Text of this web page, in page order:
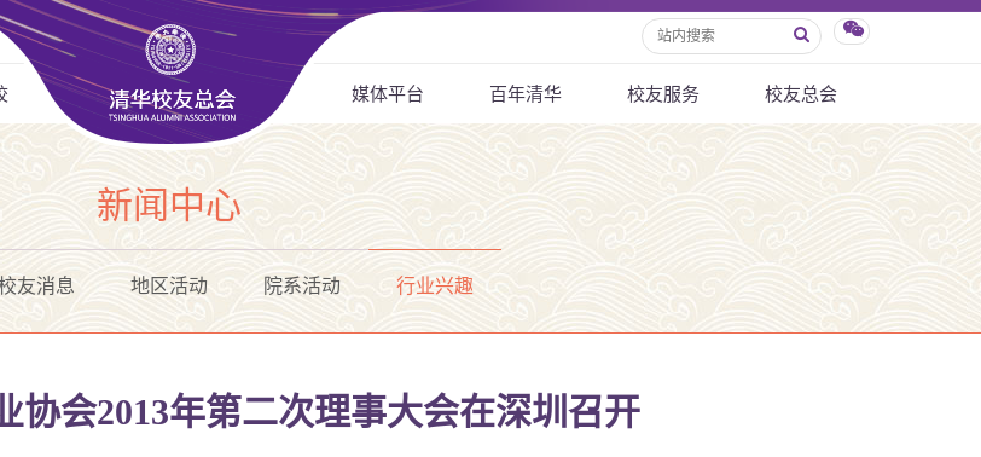
媒体平台 百年清华 校友服务 校友总会
新闻中心
友消息 地区活动 院系活动 行业兴趣
协会2013年第二次理事大会在深圳召开